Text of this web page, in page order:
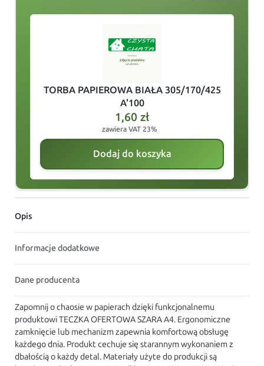
TORBA PAPIEROWA BIAŁA 305/170/425
A'100
1,60 zł
zawiera VAT 23%
Dodaj do koszyka
Opis
Informacje dodatkowe
Dane producenta
Zapomnij o chaosie w papierach dzięki funkcjonalnemu
produktowi TECZKA OFERTOWA SZARA A4. Ergonomiczne
zamknięcie lub mechanizm zapewnia komfortową obsługę
każdego dnia. Produkt cechuje się starannym wykonaniem z
dbałością o każdy detal. Materiały użyte do produkcji są